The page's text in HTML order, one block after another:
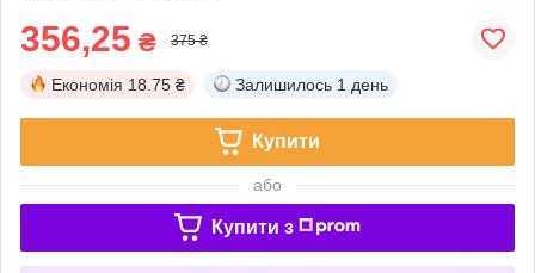
356,25 ₴ 375 ₴
Економія 18.75 ₴ Залишилось 1 день
Купити
або
Купити з